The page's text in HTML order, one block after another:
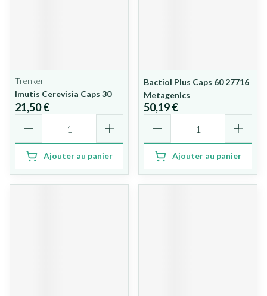
Trenker
Imutis Cerevisia Caps 30
21,50 €
Ajouter au panier
Bactiol Plus Caps 60 27716
Metagenics
50,19 €
Ajouter au panier